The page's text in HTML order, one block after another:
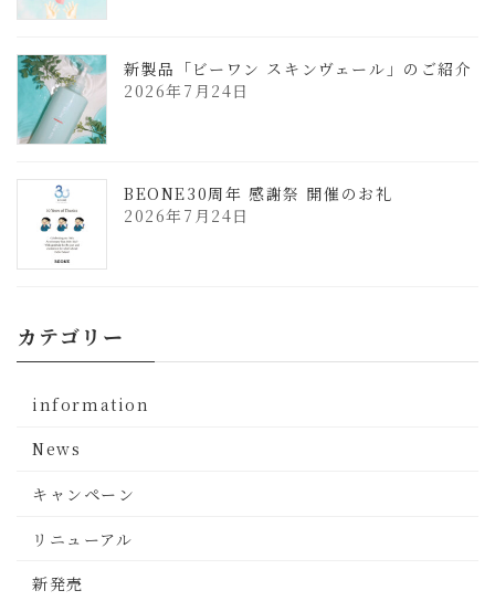
新製品「ビーワン スキンヴェール」のご紹介
2026年7月24日
BEONE30周年 感謝祭 開催のお礼
2026年7月24日
カテゴリー
information
News
キャンペーン
リニューアル
新発売